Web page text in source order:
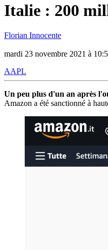
Italie : 200
Florian Innocente
mardi 23 novembre 2021 à
AAPL
Un peu plus d'un an après
Amazon a été sanctionné à